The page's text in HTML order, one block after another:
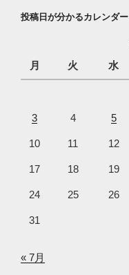
投稿日が分かるカレンダー
月
火 水
3 4 5
10 11 12
17 18 19
24 25 26
31
« 7月